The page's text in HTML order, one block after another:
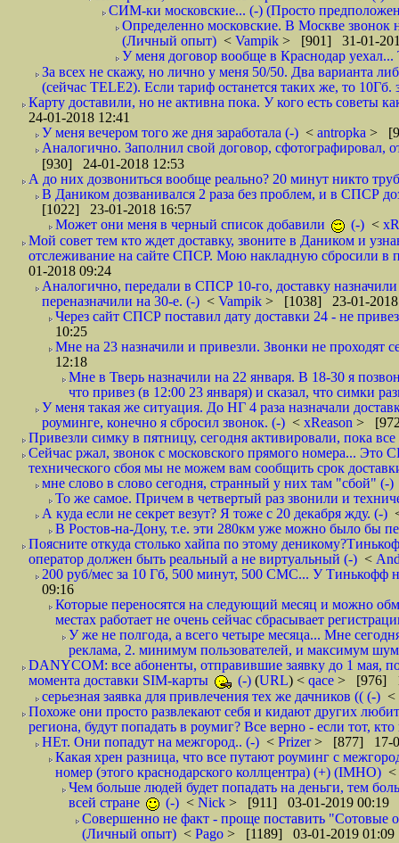
СИМ-ки московские... (-) (Просто
Определенно московские. В Москве звонок
(Личный опыт) < Vampik > [901] 31-01-
У меня договор вообще в Краснодар
За всех не скажу, но лично у меня 50/50. Два варианта
(сейчас TELE2). Если тариф останется таких же, то
Карту доставили, но не активна пока. У кого есть советы
24-01-2018 12:41
У меня вечером того же дня заработала (-) < antropka >
Аналогично. Заполнил свой договор,
[930] 24-01-2018 12:53
А до них дозвониться вообще реально? 20 минут никто
В Даником дозванивался 2 раза без проблем, и в СПСР
[1022] 23-01-2018 16:57
Может они меня в черный список добавили
(-) <
Мой совет тем кто ждет доставку, звоните в Даником и
отслеживание на сайте СПСР. Мою накладную сбросили
01-2018 09:24
Аналогично, передали в СПСР 10-го, доставку
переназначили на 30-е. (-) < Vampik > [1038] 23-01-2018
Через сайт СПСР поставил дату доставки 24 - не
10:25
Мне на 23 назначили и привезли. Звонки не
12:18
Мне в Тверь назначили на 22 января. В 18-30 я
что привез (в 12:00 23 января) и сказал, что симки
У меня такая же ситуация. До НГ 4 раза назначали
роуминге, конечно я сбросил звонок. (-) < xReason >
Привезли симку в пятницу, сегодня активировали, пока
Сейчас ржал, звонок с московского прямого номера... Это
технического сбоя мы не можем вам сообщить срок
мне слово в слово сегодня, странный у них там "сбой" (-)
То же самое. Причем в четвертый раз звонили и
А куда если не секрет везут? Я тоже с 20 декабря жду. (-)
В Ростов-на-Дону, т.е. эти 280км уже можно было бы
Поясните откуда столько хайпа по этому
оператор должен быть реальный а не виртуальный (-) <
200 руб/мес за 10 Гб, 500 минут, 500 СМС... У Тинькофф
09:16
Которые переносятся на следующий месяц и можно
местах работает не очень сейчас сбрасывает
У же не полгода, а всего четыре месяца... Мне
реклама, 2. минимум пользователей, и максимум
DANYCOM: все абоненты, отправившие заявку до 1 мая,
момента доставки SIM-карты
(-) (URL) < qace > [976]
серьезная заявка для привлечения тех же дачников (( (-) <
Похоже они просто развлекают себя и кидают других
региона, будут попадать в роумиг? Все верно - если тот,
НЕт. Они попадут на межгород.. (-) < Prizer> [877] 17-
Какая хрен разница, что все путают роуминг с
номер (этого краснодарского коллцентра) (+) (IMHO) <
Чем больше людей будет попадать на деньги, тем
всей стране
(-) < Nick > [911] 03-01-2019 00:19
Совершенно не факт - проще поставить "Сотовые
(Личный опыт) < Pago > [1189] 03-01-2019 01:09